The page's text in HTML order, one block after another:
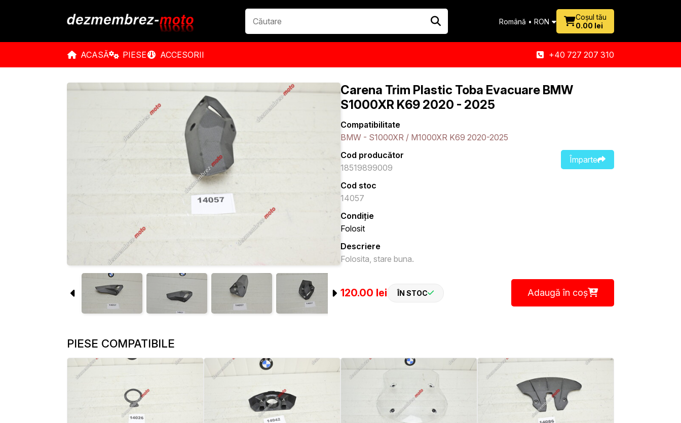
Română • RON
Coșul tău
0.00 lei
ACASĂ PIESE ACCESORII +40 727 207 310
Carena Trim Plastic Toba Evacuare BMW
S1000XR K69 2020 - 2025
Compatibilitate
BMW - S1000XR / M1000XR K69 2020-2025
Împarte
Cod producător
18519899009
Cod stoc
14057
Condiție
Folosit
Descriere
Folosita, stare buna.
120.00 lei ÎN STOC Adaugă în coș
PIESE COMPATIBILE